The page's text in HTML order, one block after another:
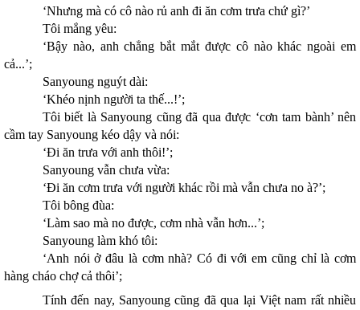
‘Nhưng mà có cô nào rủ anh đi ăn cơm trưa chứ gì?’
Tôi mắng yêu:
‘Bậy nào, anh chẳng bắt mắt được cô nào khác ngoài em
cả...’;
Sanyoung nguýt dài:
‘Khéo nịnh người ta thế...!’;
Tôi biết là Sanyoung cũng đã qua được ‘cơn tam bành’ nên
cầm tay Sanyoung kéo dậy và nói:
‘Đi ăn trưa với anh thôi!’;
Sanyoung vẫn chưa vừa:
‘Đi ăn cơm trưa với người khác rồi mà vẫn chưa no à?’;
Tôi bông đùa:
‘Làm sao mà no được, cơm nhà vẫn hơn...’;
Sanyoung làm khó tôi:
‘Anh nói ở đâu là cơm nhà? Có đi với em cũng chỉ là cơm
hàng cháo chợ cả thôi’;
Tính đến nay, Sanyoung cũng đã qua lại Việt nam rất nhiều